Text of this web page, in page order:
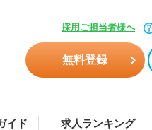
採用ご担当者様へ
無料登録
イド 求人ランキング